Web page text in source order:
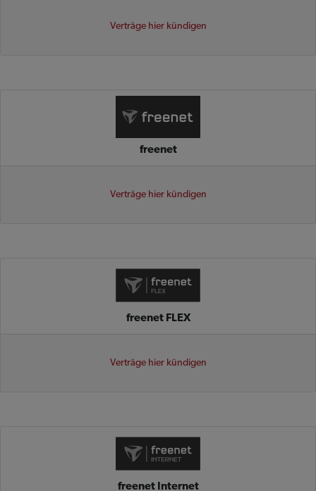
Verträge hier kündigen
freenet
Verträge hier kündigen
freenet FLEX
Verträge hier kündigen
freenet Internet